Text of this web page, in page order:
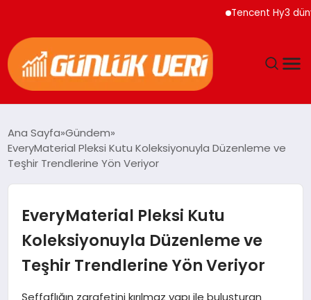
Tencent Hy3 dünya
GÜNDEM
EKONOMI
Ana Sayfa Gündem
EveryMaterial Pleksi Kutu Koleksiyonuyla Düzenleme ve
Teşhir Trendlerine Yön Veriyor
EveryMaterial Pleksi Kutu
Koleksiyonuyla Düzenleme ve
Teşhir Trendlerine Yön Veriyor
Şeffaflığın zarafetini kırılmaz yapı ile buluşturan